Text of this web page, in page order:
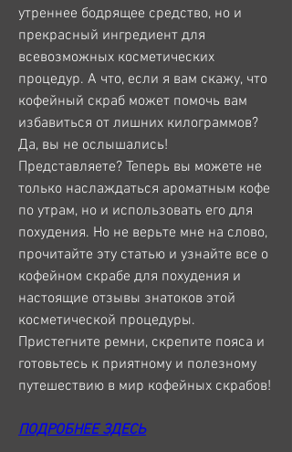
утреннее бодрящее средство, но и
прекрасный ингредиент для
всевозможных косметических
процедур. А что, если я вам скажу, что
кофейный скраб может помочь вам
избавиться от лишних килограммов?
Да, вы не ослышались!
Представляете? Теперь вы можете не
только наслаждаться ароматным кофе
по утрам, но и использовать его для
похудения. Но не верьте мне на слово,
прочитайте эту статью и узнайте все о
кофейном скрабе для похудения и
настоящие отзывы знатоков этой
косметической процедуры.
Пристегните ремни, скрепите пояса и
готовьтесь к приятному и полезному
путешествию в мир кофейных скрабов!
ПОДРОБНЕЕ ЗДЕСЬ